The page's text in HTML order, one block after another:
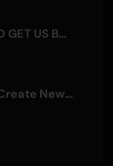
EMNW Premieres 'LOVING TO GET US BY' Music Video on August 7
Synxro Project Launches to Create New IP from Fictional Anime Openings